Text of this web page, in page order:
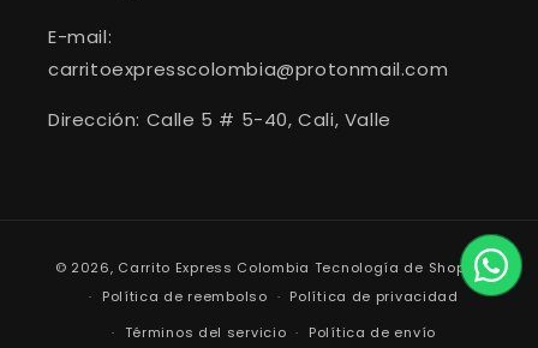
E-mail:
carritoexpresscolombia@protonmail.com
Dirección: Calle 5 # 5-40, Cali, Valle
de
© 2026, Carrito Express Colombia Tecnología de Shopify
Política de reembolso
Política de privacidad
Términos del servicio
Política de envío